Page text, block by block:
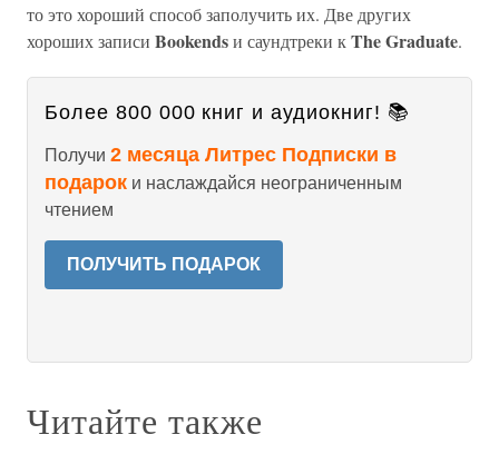
то это хороший способ заполучить их. Две других
хороших записи Bookendsи саундтреки кThe Graduate.
Более 800 000 книг и аудиокниг! 📚
Получи 2 месяца Литрес Подписки в
подарок и наслаждайся неограниченным
чтением
ПОЛУЧИТЬ ПОДАРОК
Читайте также